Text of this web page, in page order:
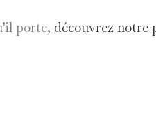
porte, découvrez notre